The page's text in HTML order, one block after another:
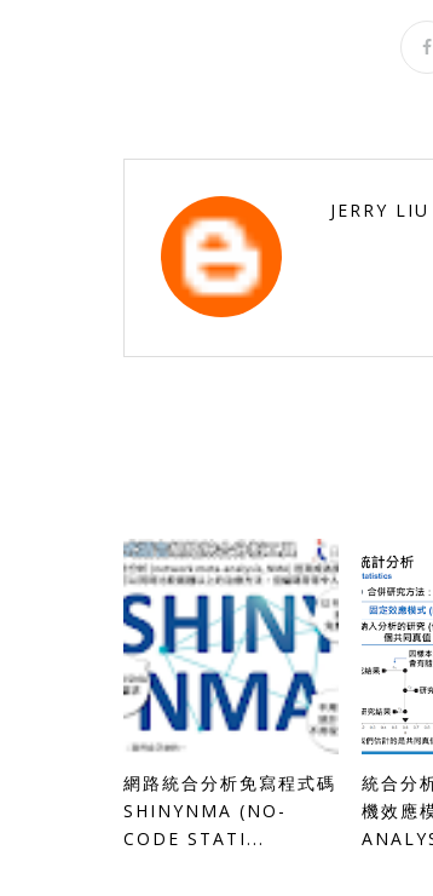
JERRY LIU
網路統合分析免寫程式碼
SHINYNMA (NO-
CODE STATI...
統合分
機效應